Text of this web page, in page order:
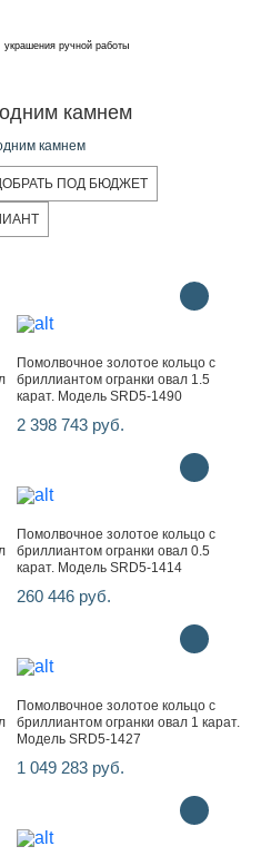
украшения ручной работы
камнем
камнем
ПОД БЮДЖЕТ
Помолвочное золотое кольцо с
бриллиантом огранки овал 1.5
карат. Модель SRD5-1490
2 398 743 руб.
Помолвочное золотое кольцо с
бриллиантом огранки овал 0.5
карат. Модель SRD5-1414
260 446 руб.
Помолвочное золотое кольцо с
бриллиантом огранки овал 1 карат.
Модель SRD5-1427
1 049 283 руб.